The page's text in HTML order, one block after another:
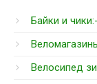
Байки и
Велосипед